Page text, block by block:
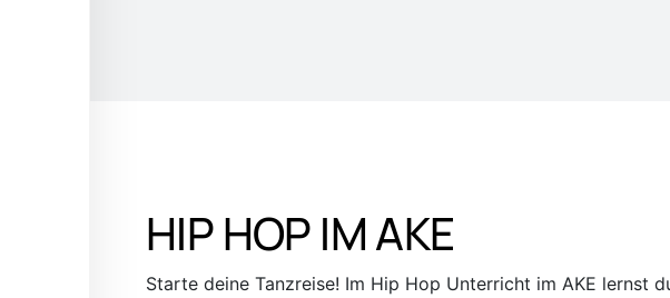
HIP HOP IM AKE
Starte deine Tanzreise! Im Hip Hop Unterricht im AKE lernst